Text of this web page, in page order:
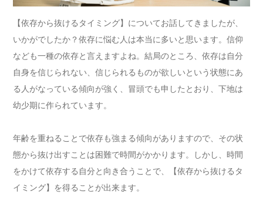
【依存から抜けるタイミング】についてお話してきましたが、
いかがでしたか？依存に悩む人は本当に多いと思います。信仰
なども一種の依存と言えますよね。結局のところ、依存は自分
自身を信じられない、信じられるものが欲しいという状態にあ
る人がなっている傾向が強く、冒頭でも申したとおり、下地は
幼少期に作られています。
年齢を重ねることで依存も強まる傾向がありますので、その状
態から抜け出すことは困難で時間がかかります。しかし、時間
をかけて依存する自分と向き合うことで、【依存から抜けるタ
イミング】を得ることが出来ます。